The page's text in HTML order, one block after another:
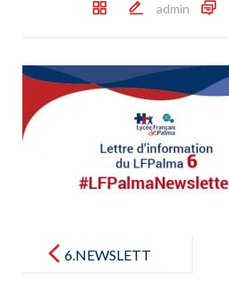
admin
navigation6.NEWSLETT